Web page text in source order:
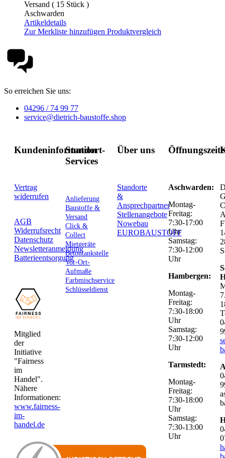
Versand ( 15 Stück )
Aschwarden
Artikeldetails
Zur Merkliste hinzufügen Produktvergleich
So erreichen Sie uns:
04296 / 74 99 77
service@dietrich-baustoffe.shop
Kundeninformation
Vertrag
widerrufen
AGB
Widerrufsrecht
Datenschutz
Newsletteranmeldung
Batterieentsorgung
Mitglied
der
Initiative
"Fairness
im
Handel".
Nähere
Informationen:
www.fairness-
im-
handel.de
Standort-
Services
Anlieferung
Baustoffe &
Versand
Click &
Collect
Mietgeräte
Betontankstelle
Vor-Ort-
Aufmaße
Farbmischservice
Schlüsseldienst
Über uns
Standorte
&
Ansprechpartner
Stellenangebote
Nowebau
EUROBAUSTOFF
Aschwarden:
Montag-
Freitag:
7:30-17:00
Uhr
Samstag:
7:30-12:00
Uhr
Hambergen:
Montag-
Freitag:
7:30-18:00
Uhr
Samstag:
7:30-12:00
Uhr
Tarmstedt:
Montag-
Freitag:
7:30-18:00
Uhr
Samstag:
7:30-13:00
Uhr